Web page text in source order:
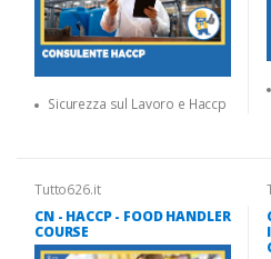
Sicurezza sul Lavoro e Haccp
Tutto626.it
CN - HACCP - FOOD HANDLER
COURSE